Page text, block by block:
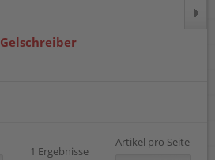
Gelschreiber
1 Ergebnisse
Artikel pro Seite